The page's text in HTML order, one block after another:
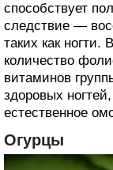
способствует
следствие —
таких как
количество
витаминов
здоровых
естественное
Огурцы